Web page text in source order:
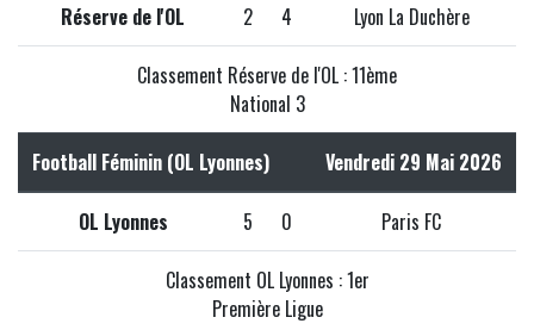
Réserve de l'OL 2 4 Lyon La Duchère
Classement Réserve de l'OL : 11ème
National 3
Football Féminin (OL Lyonnes) Vendredi 29 Mai 2026
OL Lyonnes 5 0 Paris FC
Classement OL Lyonnes : 1er
Première Ligue